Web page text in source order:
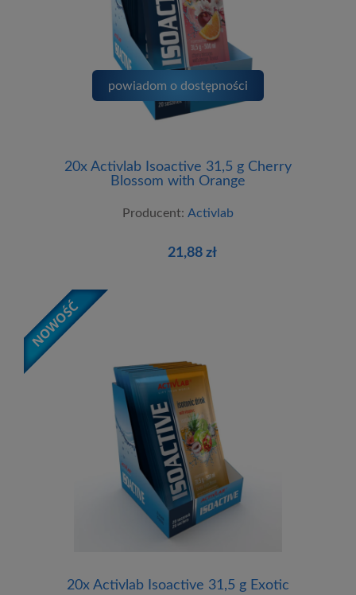
20x Activlab Isoactive 31,5 g Cherry
Blossom with Orange
Producent: Activlab
21,88 zł
powiadom o dostępności
20x Activlab Isoactive 31,5 g Exotic